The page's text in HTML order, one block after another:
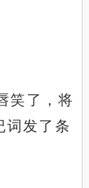
笑了，将
词发了条